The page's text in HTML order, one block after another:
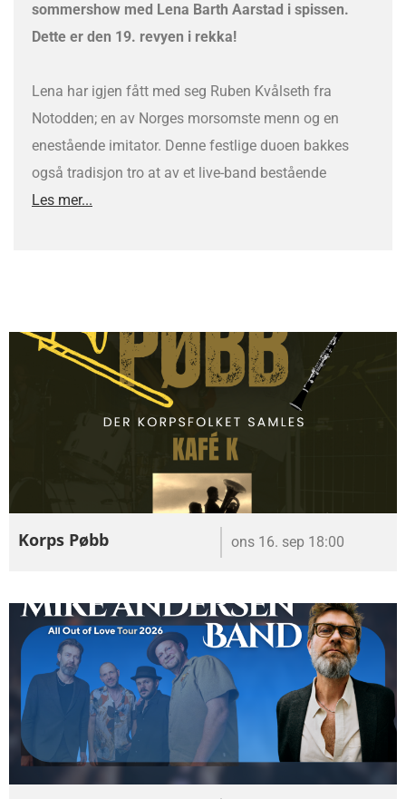
sommershow med Lena Barth Aarstad i spissen.
Dette er den 19. revyen i rekka!
Lena har igjen fått med seg Ruben Kvålseth fra
Notodden; en av Norges morsomste menn og en
enestående imitator. Denne festlige duoen bakkes
også tradisjon tro at av et live-band bestående
Les mer...
Korps Pøbb ons 16. sep 18:00